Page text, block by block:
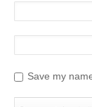
Save my